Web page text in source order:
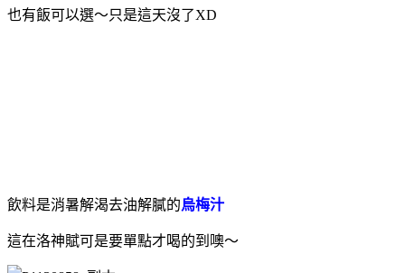
也有飯可以選～只是這天沒了XD
飲料是消暑解渴去油解膩的烏梅汁
這在洛神賦可是要單點才喝的到噢～